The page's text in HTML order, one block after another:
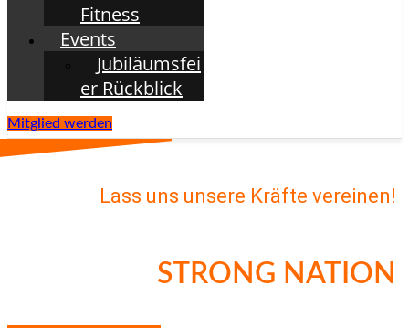
Fitness
Events
Jubiläumsfei
er Rückblick
Mitglied werden
Lass uns unsere Kräfte vereinen!
STRONG NATION